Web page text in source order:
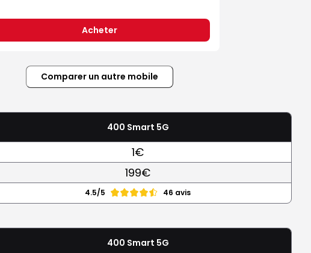
Acheter
Comparer un autre mobile
400 Smart 5G
1€
199€
4.5/5 46 avis
400 Smart 5G